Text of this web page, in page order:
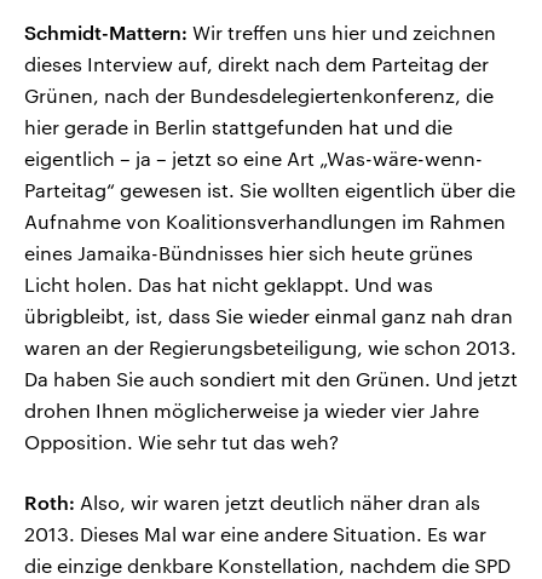
Schmidt-Mattern: Wir treffen uns hier und zeichnen
dieses Interview auf, direkt nach dem Parteitag der
Grünen, nach der Bundesdelegiertenkonferenz, die
hier gerade in Berlin stattgefunden hat und die
eigentlich – ja – jetzt so eine Art „Was-wäre-wenn-
Parteitag“ gewesen ist. Sie wollten eigentlich über die
Aufnahme von Koalitionsverhandlungen im Rahmen
eines Jamaika-Bündnisses hier sich heute grünes
Licht holen. Das hat nicht geklappt. Und was
übrigbleibt, ist, dass Sie wieder einmal ganz nah dran
waren an der Regierungsbeteiligung, wie schon 2013.
Da haben Sie auch sondiert mit den Grünen. Und jetzt
drohen Ihnen möglicherweise ja wieder vier Jahre
Opposition. Wie sehr tut das weh?
Roth: Also, wir waren jetzt deutlich näher dran als
2013. Dieses Mal war eine andere Situation. Es war
die einzige denkbare Konstellation, nachdem die SPD